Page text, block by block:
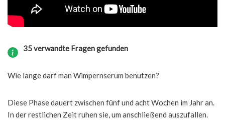
35 verwandte Fragen gefunden
Wie lange darf man Wimpernserum benutzen?
Diese Phase dauert zwischen fünf und acht Wochen im Jahr an.
In der restlichen Zeit ruhen sie, um anschließend auszufallen.